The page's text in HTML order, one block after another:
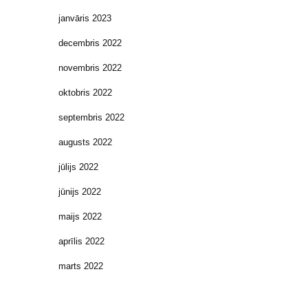
janvāris 2023
decembris 2022
novembris 2022
oktobris 2022
septembris 2022
augusts 2022
jūlijs 2022
jūnijs 2022
maijs 2022
aprīlis 2022
marts 2022